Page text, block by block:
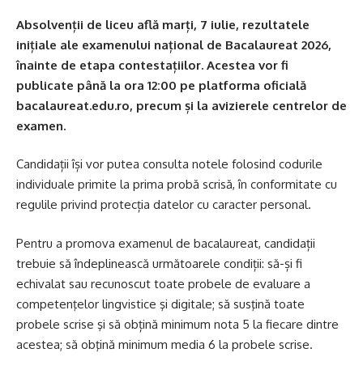
Absolvenții de liceu află marți, 7 iulie, rezultatele
inițiale ale examenului național de Bacalaureat 2026,
înainte de etapa contestațiilor. Acestea vor fi
publicate până la ora 12:00 pe platforma oficială
bacalaureat.edu.ro, precum și la avizierele centrelor de
examen.
Candidații își vor putea consulta notele folosind codurile
individuale primite la prima probă scrisă, în conformitate cu
regulile privind protecția datelor cu caracter personal.
Pentru a promova examenul de bacalaureat, candidații
trebuie să îndeplinească următoarele condiții: să-și fi
echivalat sau recunoscut toate probele de evaluare a
competenţelor lingvistice şi digitale; să susţină toate
probele scrise şi să obțină minimum nota 5 la fiecare dintre
acestea; să obţină minimum media 6 la probele scrise.